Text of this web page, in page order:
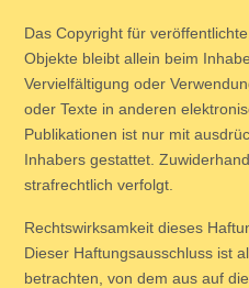
Das Copyright für
Objekte bleibt allein beim
Vervielfältigung oder
oder Texte in anderen
Publikationen ist nur mit
Inhabers gestattet.
strafrechtlich verfolgt.
Rechtswirksamkeit dieses
Dieser Haftungsausschluss ist
betrachten, von dem aus auf